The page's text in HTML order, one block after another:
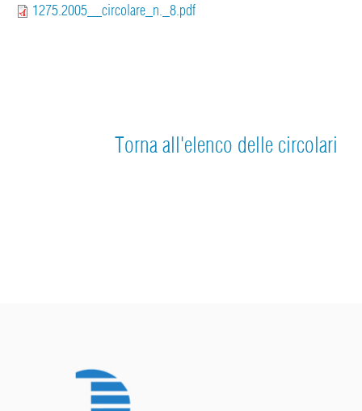
1275.2005__circolare_n._8.pdf
Torna all'elenco delle circolari